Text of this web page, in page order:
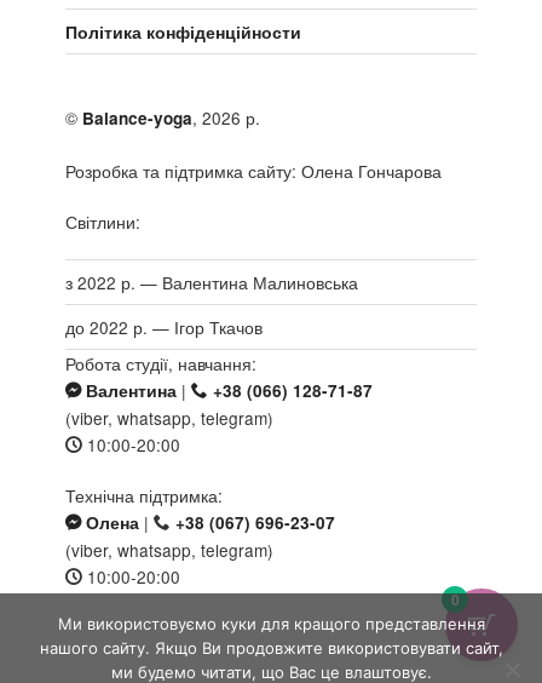
Політика конфіденційности
© Balance-yoga, 2026 р.
Розробка та підтримка сайту: Олена Гончарова
Світлини:
з 2022 р. — Валентина Малиновська
до 2022 р. — Ігор Ткачов
Робота студії, навчання:
Валентина | +38 (066) 128-71-87
(viber, whatsapp, telegram)
10:00-20:00
Технічна підтримка:
Олена | +38 (067) 696-23-07
(viber, whatsapp, telegram)
10:00-20:00
0
Ми використовуємо куки для кращого представлення
нашого сайту. Якщо Ви продовжите використовувати сайт,
ми будемо читати, що Вас це влаштовує.